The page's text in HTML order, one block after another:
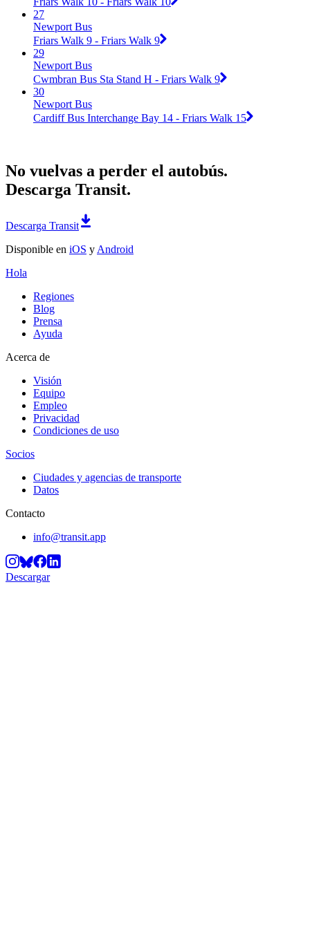
27
Newport Bus
Friars Walk 9 - Friars Walk 9
29
Newport Bus
Cwmbran Bus Sta Stand H - Friars Walk 9
30
Newport Bus
Cardiff Bus Interchange Bay 14 - Friars Walk 15
No vuelvas a perder el autobús.
Descarga Transit.
Descarga Transit
Disponible en iOS y Android
Hola
Regiones
Blog
Prensa
Ayuda
Acerca de
Visión
Equipo
Empleo
Privacidad
Condiciones de uso
Socios
Ciudades y agencias de transporte
Datos
Contacto
info@transit.app
Descargar